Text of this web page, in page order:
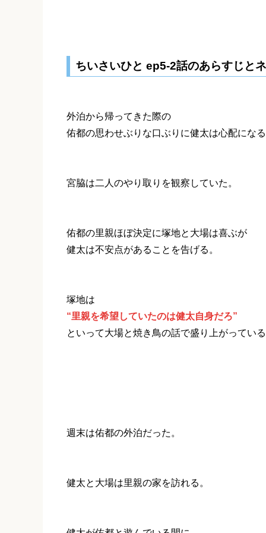
ちいさいひと ep5-2話のあらすじと
外泊から帰ってきた際の
佑都の思わせぶりな口ぶりに健太は心配にな
宮脇は二人のやり取りを観察していた。
佑都の里親ほぼ決定に塚地と大場は喜ぶが
健太は不安点があることを告げる。
塚地は
“里親を希望していたのは健太自身だろ”
といって大場と焼き鳥の話で盛り上がってい
週末は佑都の外泊だった。
健太と大場は里親の家を訪れる。